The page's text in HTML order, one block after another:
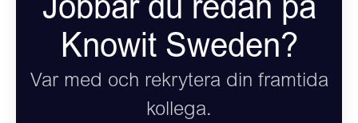
Jobbar du redan på
Knowit Sweden?
Var med och rekrytera din framtida
kollega.